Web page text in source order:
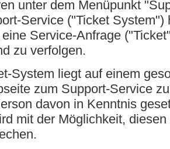
unter dem Menüpunkt
Service ("Ticket System")
Service-Anfrage
zu verfolgen.
System liegt auf einem
zum Support-Service
davon in Kenntnis
mit der Möglichkeit,